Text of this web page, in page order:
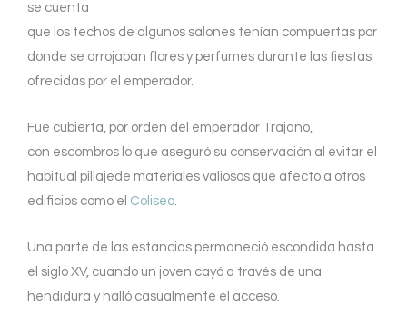
se cuenta
que los techos de algunos salones tenían compuertas por
donde se arrojaban flores y perfumes durante las fiestas
ofrecidas por el emperador.
Fue cubierta, por orden del emperador Trajano,
con escombros lo que aseguró su conservación al evitar el
habitual pillajede materiales valiosos que afectó a otros
edificios como el Coliseo.
Una parte de las estancias permaneció escondida hasta
el siglo XV, cuando un joven cayó a través de una
hendidura y halló casualmente el acceso.